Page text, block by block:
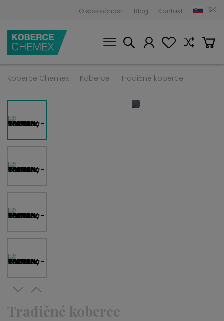
O spoločnosti Blog Kontakt SK
Koberce Chemex Koberce Tradičné koberce
Tradičné koberce